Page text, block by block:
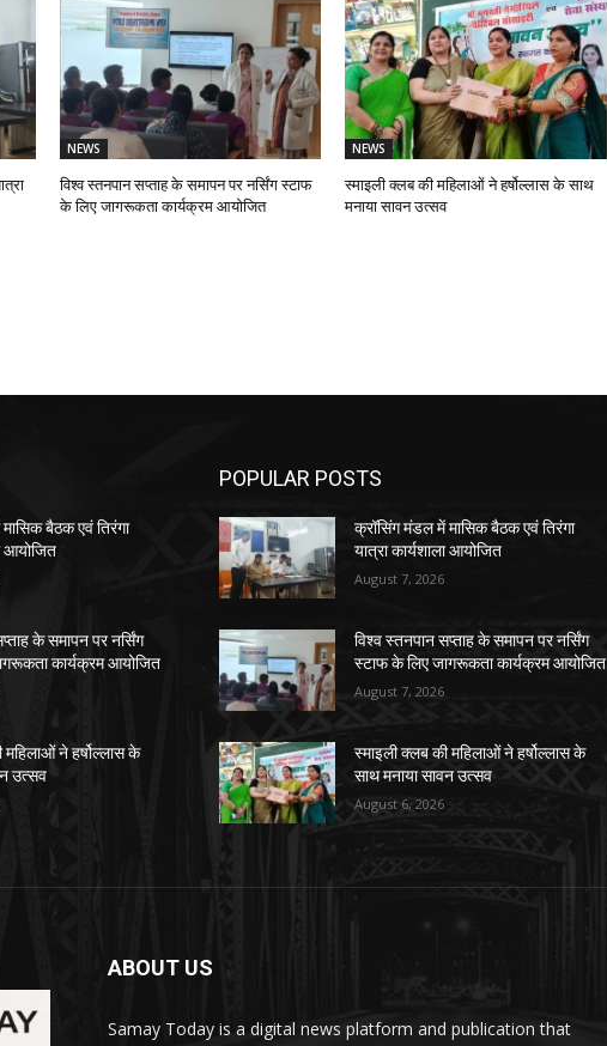
NEWS
विश्व स्तनपान सप्ताह के समापन पर नर्सिंग स्टाफ
के लिए जागरूकता कार्यक्रम आयोजित
NEWS
स्माइली क्लब की महिलाओं ने हर्षोल्लास के साथ
मनाया सावन उत्सव
बैठक एवं तिरंगा
आयोजित
के समापन पर नर्सिंग
कार्यक्रम आयोजित
महिलाओं ने हर्षोल्लास के
उत्सव
POPULAR POSTS
क्रॉसिंग मंडल में मासिक बैठक एवं तिरंगा
यात्रा कार्यशाला आयोजित
August 7, 2026
विश्व स्तनपान सप्ताह के समापन पर नर्सिंग
स्टाफ के लिए जागरूकता कार्यक्रम आयोजित
August 7, 2026
स्माइली क्लब की महिलाओं ने हर्षोल्लास के
साथ मनाया सावन उत्सव
August 6, 2026
ABOUT US
Samay Today is a digital news platform and publication that